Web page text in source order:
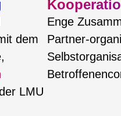
dem
LMU
Enge
Partner-